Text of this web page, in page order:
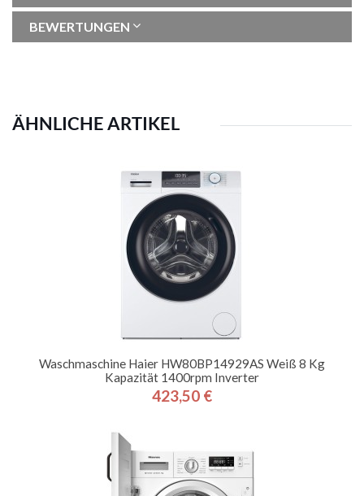
BEWERTUNGEN
ÄHNLICHE ARTIKEL
Waschmaschine Haier HW80BP14929AS Weiß 8 Kg
Kapazität 1400rpm Inverter
Preis
423,50 €